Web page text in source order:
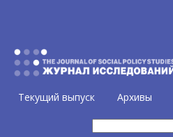
Текущий выпуск Архивы